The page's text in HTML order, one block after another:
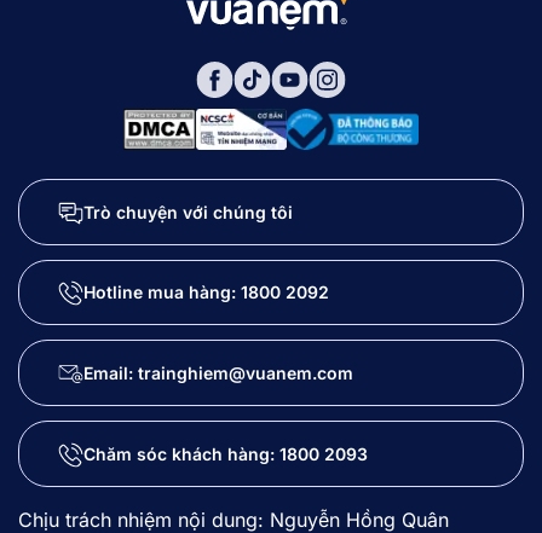
Trò chuyện với chúng tôi
Hotline mua hàng: 1800 2092
Email: trainghiem@vuanem.com
Chăm sóc khách hàng: 1800 2093
Chịu trách nhiệm nội dung: Nguyễn Hồng Quân